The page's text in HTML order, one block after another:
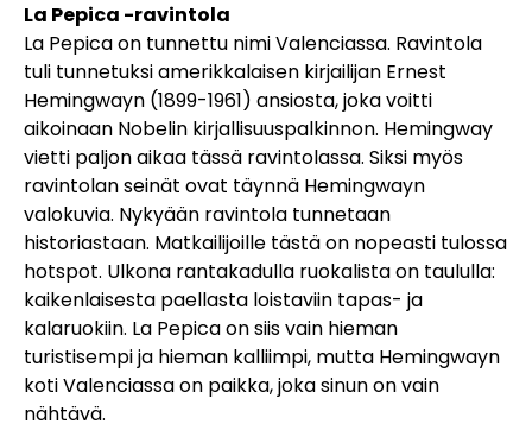
La Pepica -ravintola
La Pepica on tunnettu nimi Valenciassa. Ravintola
tuli tunnetuksi amerikkalaisen kirjailijan Ernest
Hemingwayn (1899-1961) ansiosta, joka voitti
aikoinaan Nobelin kirjallisuuspalkinnon. Hemingway
vietti paljon aikaa tässä ravintolassa. Siksi myös
ravintolan seinät ovat täynnä Hemingwayn
valokuvia. Nykyään ravintola tunnetaan
historiastaan. Matkailijoille tästä on nopeasti tulossa
hotspot. Ulkona rantakadulla ruokalista on taululla:
kaikenlaisesta paellasta loistaviin tapas- ja
kalaruokiin. La Pepica on siis vain hieman
turistisempi ja hieman kalliimpi, mutta Hemingwayn
koti Valenciassa on paikka, joka sinun on vain
nähtävä.